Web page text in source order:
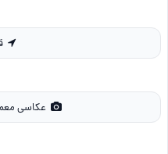
قزوین